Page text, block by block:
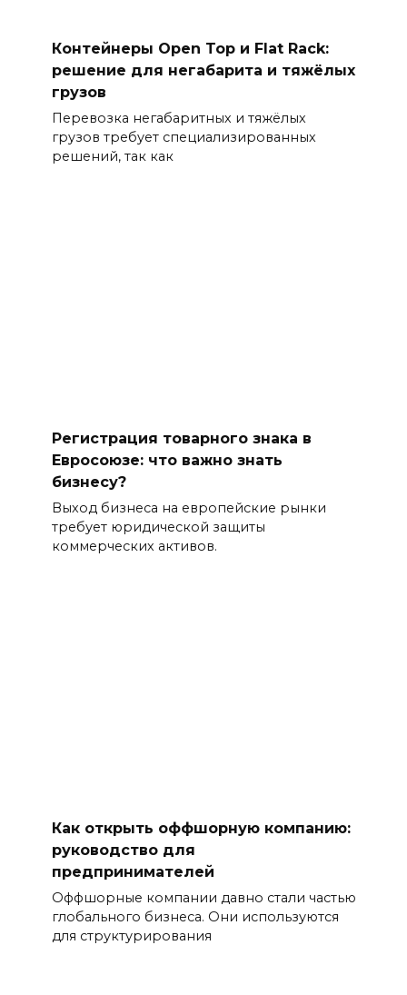
Контейнеры Open Top и Flat Rack:
решение для негабарита и тяжёлых
грузов
Перевозка негабаритных и тяжёлых
грузов требует специализированных
решений, так как
Регистрация товарного знака в
Евросоюзе: что важно знать
бизнесу?
Выход бизнеса на европейские рынки
требует юридической защиты
коммерческих активов.
Как открыть оффшорную компанию:
руководство для
предпринимателей
Оффшорные компании давно стали частью
глобального бизнеса. Они используются
для структурирования